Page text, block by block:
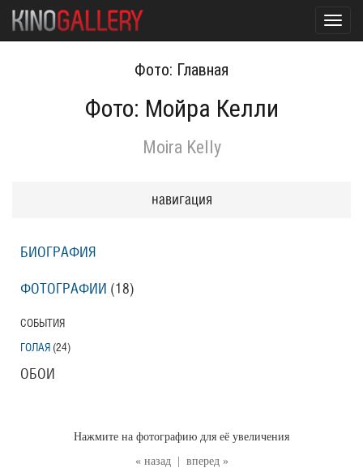
Фото: Главная
Фото: Мойра Келли
Moira Kelly
« назад вперед »
Нажмите на фотографию для её увеличения
навигация
БИОГРАФИЯ
ФОТОГРАФИИ (18)
СОБЫТИЯ
ГОЛАЯ (24)
ОБОИ